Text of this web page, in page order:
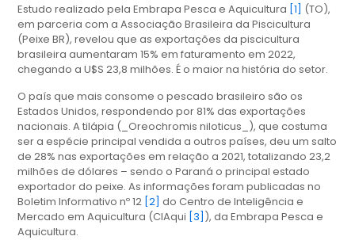
Estudo realizado pela Embrapa Pesca e Aquicultura [1] (TO),
em parceria com a Associação Brasileira da Piscicultura
(Peixe BR), revelou que as exportações da piscicultura
brasileira aumentaram 15% em faturamento em 2022,
chegando a U$S 23,8 milhões. É o maior na história do setor.
O país que mais consome o pescado brasileiro são os
Estados Unidos, respondendo por 81% das exportações
nacionais. A tilápia (_Oreochromis niloticus_), que costuma
ser a espécie principal vendida a outros países, deu um salto
de 28% nas exportações em relação a 2021, totalizando 23,2
milhões de dólares – sendo o Paraná o principal estado
exportador do peixe. As informações foram publicadas no
Boletim Informativo nº 12 [2] do Centro de Inteligência e
Mercado em Aquicultura (CIAqui [3] ), da Embrapa Pesca e
Aquicultura.